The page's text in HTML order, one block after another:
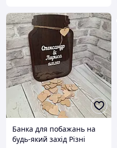
Банка для побажань на
будь-який захід Різні